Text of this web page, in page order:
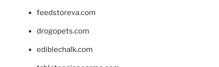
feedstoreva.com
drogopets.com
ediblechalk.com